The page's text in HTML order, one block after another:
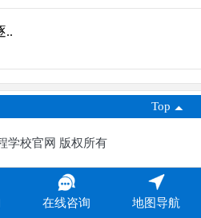
..
Top
学校官网 版权所有
在线咨询 地图导航